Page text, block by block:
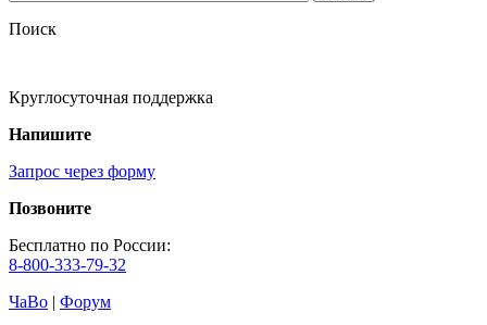
Поиск
Круглосуточная поддержка
Напишите
Запрос через форму
Позвоните
Бесплатно по России:
8-800-333-79-32
ЧаВо | Форум